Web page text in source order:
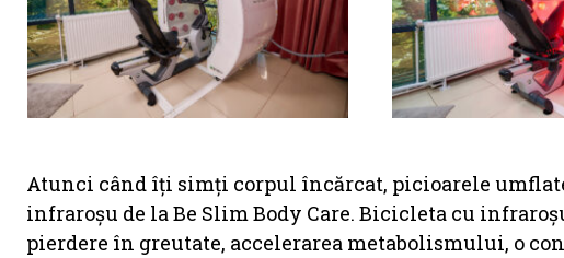
Atunci când îți simți corpul încărcat, picioarele
infraroșu de la Be Slim Body Care. Bicicleta cu
pierdere în greutate, accelerarea metabolismului, o